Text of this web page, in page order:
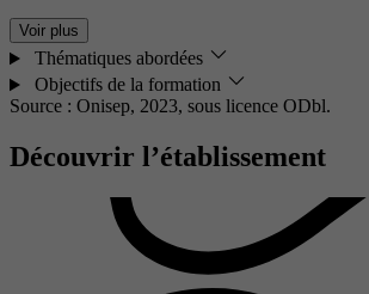
Voir plus
Thématiques abordées
Objectifs de la formation
Source : Onisep, 2023, sous licence ODbl.
Découvrir l’établissement